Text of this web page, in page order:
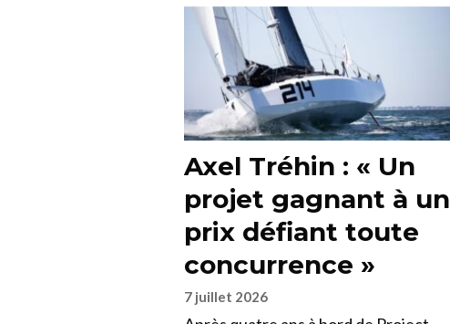
Axel Tréhin : « Un
projet gagnant à un
prix défiant toute
concurrence »
7 juillet 2026